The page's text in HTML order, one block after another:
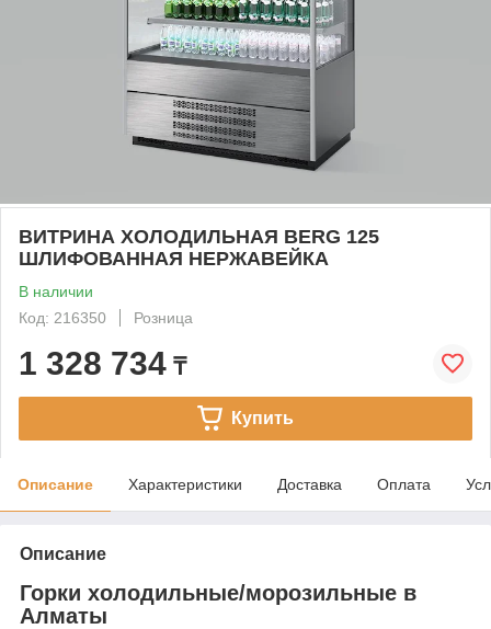
ВИТРИНА ХОЛОДИЛЬНАЯ BERG 125
ШЛИФОВАННАЯ НЕРЖАВЕЙКА
В наличии
Код: 216350
Розница
1 328 734 ₸
Купить
Описание Характеристики Доставка Оплата
Описание
Горки холодильные/морозильные в
Алматы